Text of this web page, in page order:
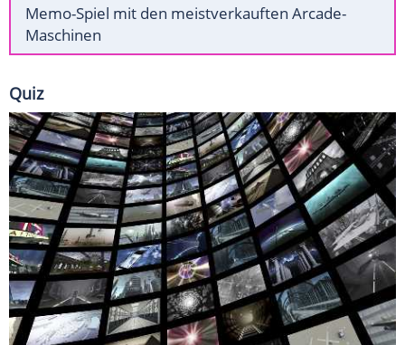
Memo-Spiel mit den meistverkauften Arcade-
Maschinen
Quiz